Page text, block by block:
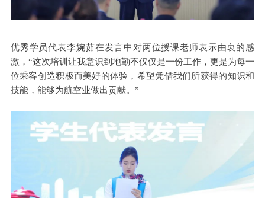
优秀学员代表李婉茹在‌发言中对两位授课老师表示由衷的感
激，“这次培训让我意识到地勤不仅仅是一份工作，更是为每一
位乘客创造积极而美好的体验，希望凭借我们所获得的知识和
技能，能够为航空业做出贡献。”